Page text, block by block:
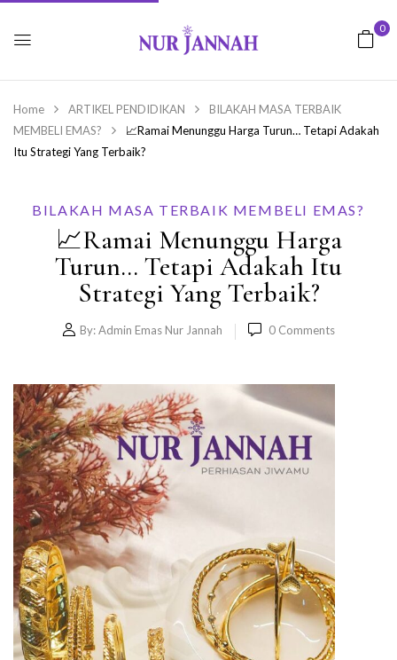
0
Home ARTIKEL PENDIDIKAN
BILAKAH MASA TERBAIK
MEMBELI EMAS?
📈Ramai Menunggu Harga Turun… Tetapi Adakah
Itu Strategi Yang Terbaik?
BILAKAH MASA TERBAIK MEMBELI EMAS?
📈Ramai Menunggu Harga
Turun… Tetapi Adakah Itu
Strategi Yang Terbaik?
By:Admin Emas Nur Jannah 0 Comments